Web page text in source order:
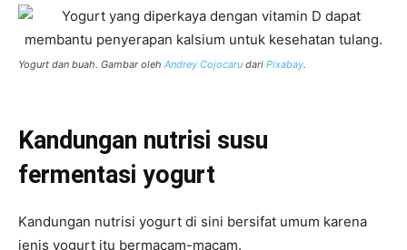
Yogurt dan buah. Gambar oleh Andrey Cojocaru dari Pixabay.
Kandungan nutrisi susu
fermentasi yogurt
Kandungan nutrisi yogurt di sini bersifat umum karena
jenis yogurt itu bermacam-macam.